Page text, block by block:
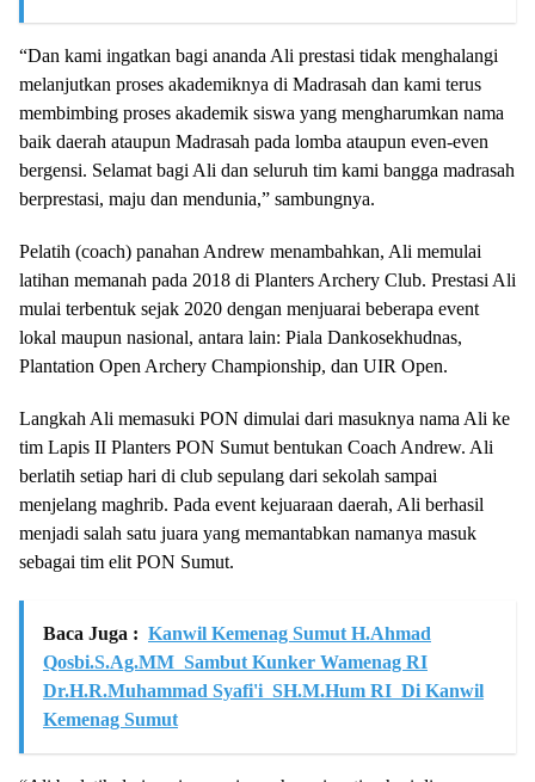
“Dan kami ingatkan bagi ananda Ali prestasi tidak menghalangi
melanjutkan proses akademiknya di Madrasah dan kami terus
membimbing proses akademik siswa yang mengharumkan nama
baik daerah ataupun Madrasah pada lomba ataupun even-even
bergensi. Selamat bagi Ali dan seluruh tim kami bangga madrasah
berprestasi, maju dan mendunia,” sambungnya.
Pelatih (coach) panahan Andrew menambahkan, Ali memulai
latihan memanah pada 2018 di Planters Archery Club. Prestasi Ali
mulai terbentuk sejak 2020 dengan menjuarai beberapa event
lokal maupun nasional, antara lain: Piala Dankosekhudnas,
Plantation Open Archery Championship, dan UIR Open.
Langkah Ali memasuki PON dimulai dari masuknya nama Ali ke
tim Lapis II Planters PON Sumut bentukan Coach Andrew. Ali
berlatih setiap hari di club sepulang dari sekolah sampai
menjelang maghrib. Pada event kejuaraan daerah, Ali berhasil
menjadi salah satu juara yang memantabkan namanya masuk
sebagai tim elit PON Sumut.
Baca Juga : Kanwil Kemenag Sumut H.Ahmad
Qosbi.S.Ag.MM Sambut Kunker Wamenag RI
Dr.H.R.Muhammad Syafi'i SH.M.Hum RI Di Kanwil
Kemenag Sumut